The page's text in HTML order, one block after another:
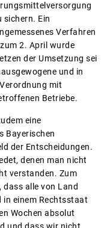
sichern. Ein
Verfahren
2. April wurde
der Umsetzung sei
und in
mit
Betriebe.
eine
Bayerischen
der Entscheidungen.
denen man nicht
verstanden. Zum
alle von Land
einem Rechtsstaat
Wochen absolut